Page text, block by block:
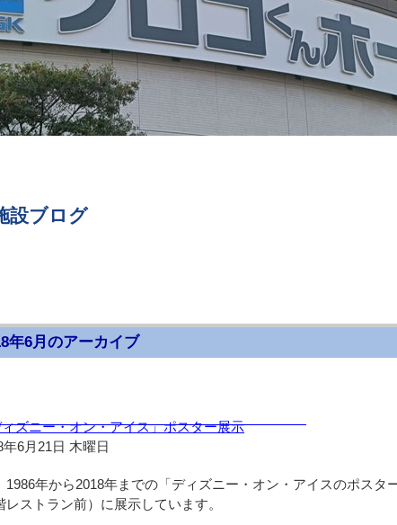
設ブログ
）
年6月のアーカイブ
ズニー・オン・アイス」ポスター展示
年6月21日 木曜日
1986年から2018年までの「ディズニー・オン・アイスのポスタ
レストラン前）に展示しています。